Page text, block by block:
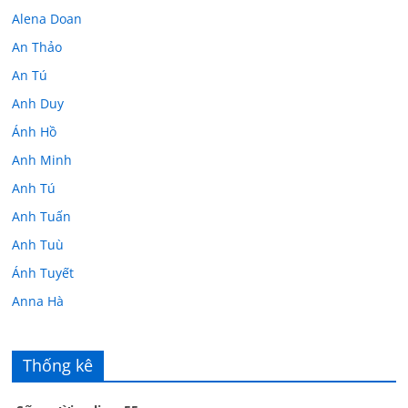
Alena Doan
An Thảo
An Tú
Anh Duy
Ánh Hồ
Anh Minh
Anh Tú
Anh Tuấn
Anh Tuù
Ánh Tuyết
Anna Hà
Âu Tú Vân
Bác sĩ Hoa
Thống kê